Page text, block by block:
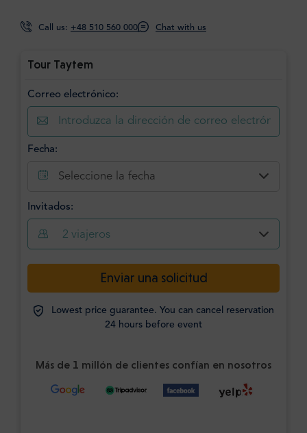
Call us: +48 510 560 000 Chat with us
Tour Taytem
Correo electrónico:
Fecha:
Seleccione la fecha
Invitados:
2 viajeros
Enviar una solicitud
Lowest price guarantee. You can cancel reservation
24 hours before event
Más de 1 millón de clientes confían en nosotros